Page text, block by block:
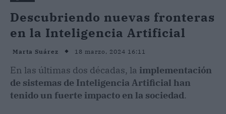
Descubriendo nuevas fronteras
en la Inteligencia Artificial
Marta Suárez 18 marzo, 2024 16:11
En las últimas dos décadas, la implementación
de sistemas de Inteligencia Artificial han
tenido un fuerte impacto en la sociedad.